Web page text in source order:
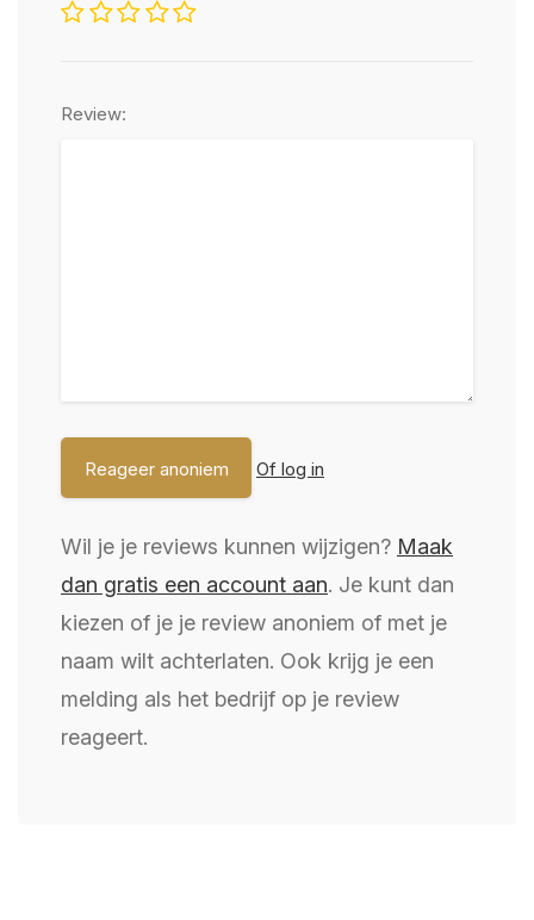
Review:
Of log in
Wil je je reviews kunnen wijzigen? Maak
dan gratis een account aan. Je kunt dan
kiezen of je je review anoniem of met je
naam wilt achterlaten. Ook krijg je een
melding als het bedrijf op je review
reageert.